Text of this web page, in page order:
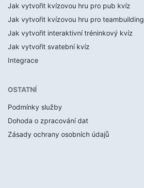
Jak vytvořit kvízovou hru pro pub kvíz
Jak vytvořit kvízovou hru pro teambuilding
Jak vytvořit interaktivní tréninkový kvíz
Jak vytvořit svatební kvíz
Integrace
OSTATNÍ
Podmínky služby
Dohoda o zpracování dat
Zásady ochrany osobních údajů